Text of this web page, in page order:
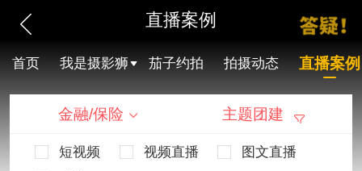
直播案例
首页 我是摄影狮 茄子约拍 拍摄动态 直播案例
金融/保险 主题团建
短视频 视频直播
图文直播